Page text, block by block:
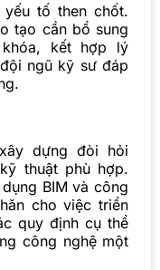
tố then chốt.
tạo cần bổ sung
kết hợp lý
ngũ kỹ sư đáp
dựng đòi hỏi
thuật phù hợp.
BIM và công
cho việc triển
quy định cụ thể
công nghệ một